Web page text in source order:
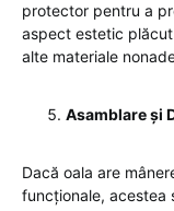
protector pentru a
aspect estetic
alte materiale
Asamblare și
Dacă oala are
funcționale, acestea